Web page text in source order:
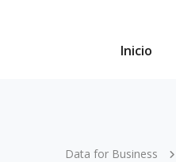
Inicio
Data for Business